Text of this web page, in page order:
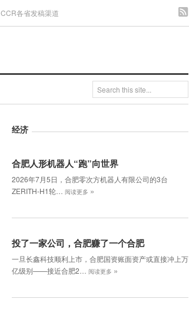
CCR各省发稿渠道
经济
合肥人形机器人“跑”向世界
2026年7月5日，合肥零次方机器人有限公司的3台
ZERITH-H1轮…
阅读更多 »
投了一家公司，合肥赚了一个合肥
一旦长鑫科技顺利上市，合肥国资账面资产或直接冲上万
亿级别——接近合肥2…
阅读更多 »